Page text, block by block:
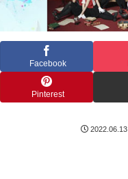
Facebook
Pinterest
2022.06.13